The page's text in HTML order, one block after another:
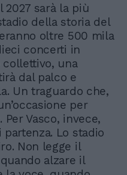
2027 sarà la più
della storia del
oltre 500 mila
concerti in
collettivo, una
dal palco e
Un traguardo che,
per
Vasco, invece,
Lo stadio
Non legge il
alzare il